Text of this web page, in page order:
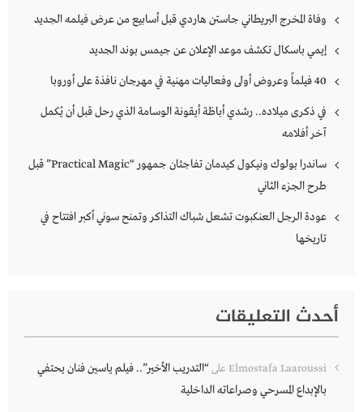
وفاة المخرج البريطاني جاستن هاردي قبل أسابيع من عرض فيلمه الجديد
إيمي باسكال تكشف موعد الإعلان عن جيمس بوند الجديد
40 فيلماً وعروض أولى وفعاليات مهنية في مهرجان نافذة على أوروبا
في ذكرى ميلاده.. رشدي أباظة أيقونة الوسامة الذي رحل قبل أن يُكمل
آخر أفلامه
ساندرا بولوك ونيكول كيدمان تفاجئان جمهور “Practical Magic” قبل
طرح الجزء الثاني
عودة الرجل العنكبوت تشعل شباك التذاكر وتمنح سوني أكبر افتتاح في
تاريخها
أحدث التعليقات
Elmostafa Laaroussi على“التدريب الأخير”.. فيلم ياسين فنان يحتفي
بالإبداع المسرحي وصراعاته الداخلية